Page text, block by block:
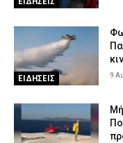
ΕΙΔΗΣΕΙΣ 9